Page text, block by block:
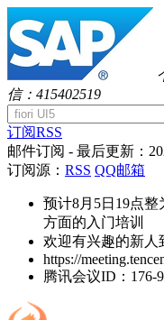
信：415402519
订阅RSS
邮件订阅 - 最后更新：
订阅源： RSS QQ邮箱
预计8月5日19点
方面的入门培训
欢迎有兴趣的新人
https://
腾讯会议ID：176-